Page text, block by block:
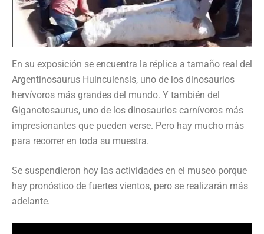
En su exposición se encuentra la réplica a tamaño real del
Argentinosaurus Huinculensis, uno de los dinosaurios
hervívoros más grandes del mundo. Y también del
Giganotosaurus, uno de los dinosaurios carnívoros más
impresionantes que pueden verse. Pero hay mucho más
para recorrer en toda su muestra.
Se suspendieron hoy las actividades en el museo porque
hay pronóstico de fuertes vientos, pero se realizarán más
adelante.